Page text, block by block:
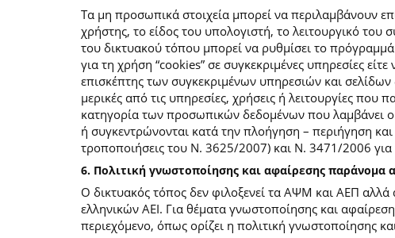
Τα μη προσωπικά στοιχεία μπορεί να περιλαμβάνουν
χρήστης, το είδος του υπολογιστή, το λειτουργικό
του δικτυακού τόπου μπορεί να ρυθμίσει το
για τη χρήση “cookies” σε συγκεκριμένες υπηρεσίες
επισκέπτης των συγκεκριμένων υπηρεσιών και
μερικές από τις υπηρεσίες, χρήσεις ή λειτουργίες
κατηγορία των προσωπικών δεδομένων που λαμβάνει
ή συγκεντρώνονται κατά την πλοήγηση – περιήγηση
τροποποιήσεις του Ν. 3625/2007) και Ν. 3471/2006
6. Πολιτική γνωστοποίησης και αφαίρεσης παράνομα
Ο δικτυακός τόπος δεν φιλοξενεί τα ΑΨΜ και ΑΕΠ
ελληνικών ΑΕΙ. Για θέματα γνωστοποίησης και
περιεχόμενο, όπως ορίζει η πολιτική γνωστοποίησης